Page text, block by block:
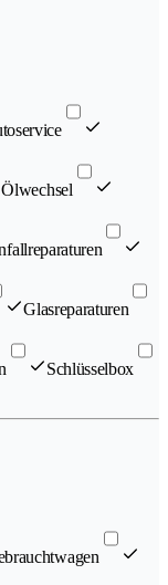
Ölwechsel
Glasreparaturen
Schlüsselbox